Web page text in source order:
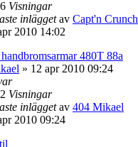
Visningar
inläggetav Capt'n Crunch
2010 14:02
480T 88a
» 12 apr 2010 09:24
Visningar
inläggetav 404 Mikael
2010 09:24